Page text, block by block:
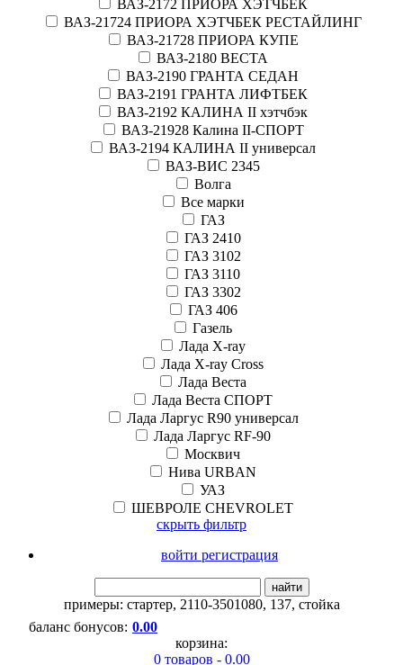
ВАЗ-2172 ПРИОРА ХЭТЧБЕК
ВАЗ-21724 ПРИОРА ХЭТЧБЕК РЕСТАЙЛИНГ
ВАЗ-21728 ПРИОРА КУПЕ
ВАЗ-2180 ВЕСТА
ВАЗ-2190 ГРАНТА СЕДАН
ВАЗ-2191 ГРАНТА ЛИФТБЕК
ВАЗ-2192 КАЛИНА II хэтчбэк
ВАЗ-21928 Калина II-СПОРТ
ВАЗ-2194 КАЛИНА II универсал
ВАЗ-ВИС 2345
Волга
Все марки
ГАЗ
ГАЗ 2410
ГАЗ 3102
ГАЗ 3110
ГАЗ 3302
ГАЗ 406
Газель
Лада X-ray
Лада X-ray Cross
Лада Веста
Лада Веста СПОРТ
Лада Ларгус R90 универсал
Лада Ларгус RF-90
Москвич
Нива URBAN
УАЗ
ШЕВРОЛЕ CHEVROLET
скрыть фильтр
войти регистрация
найти
примеры: стартер, 2110-3501080, 137, стойка
баланс бонусов: 0.00
корзина:
0 товаров - 0.00